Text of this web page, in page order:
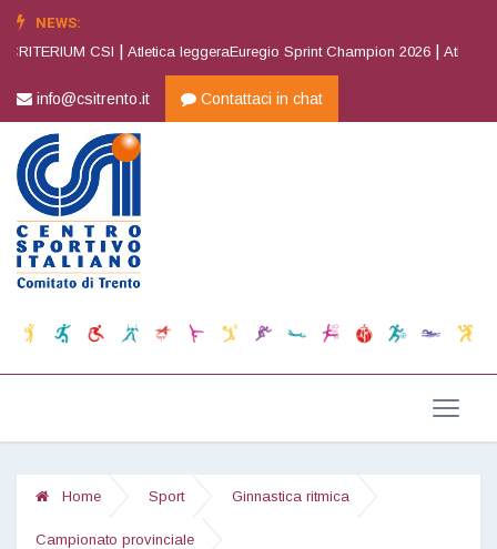
NEWS:
CSI |Atletica leggeraEuregio Sprint Champion 2026 |Atletica
info@csitrento.it Contattaci in chat
Home Sport Ginnastica ritmica
Campionato provinciale